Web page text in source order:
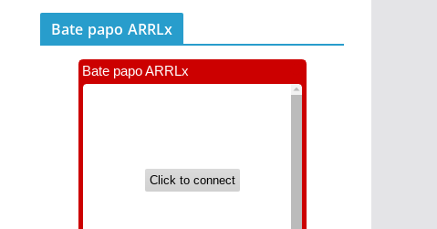
Bate papo ARRLx